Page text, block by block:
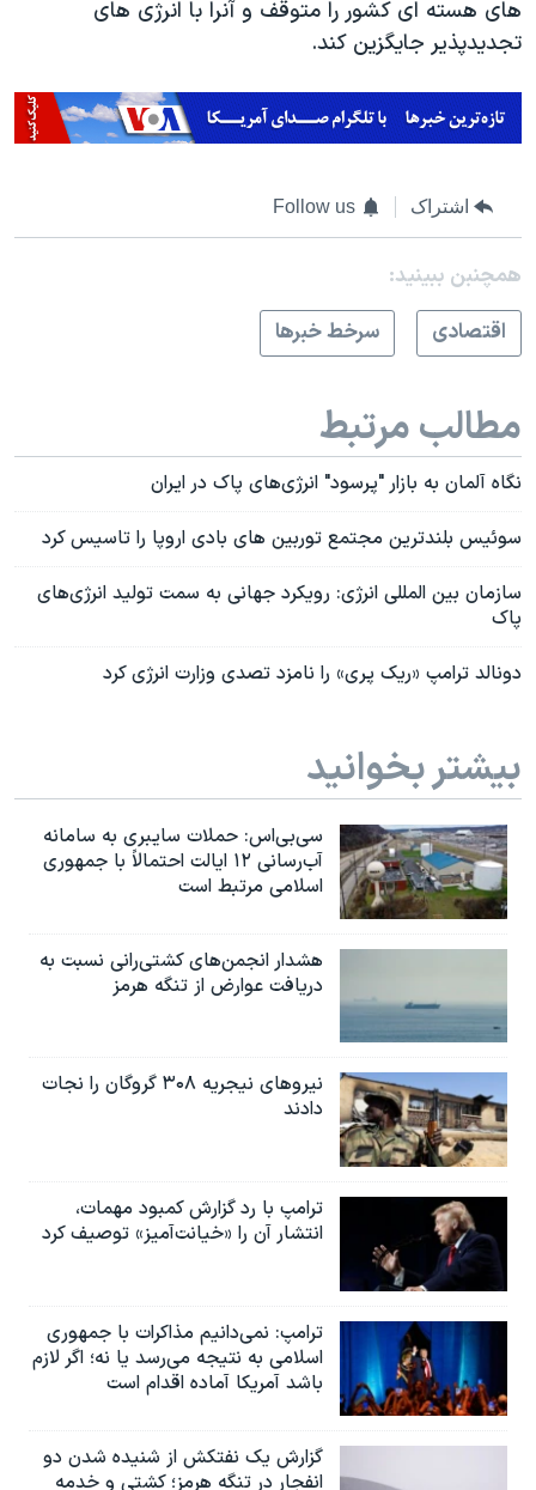
های هسته ای کشور را متوقف و آنرا با انرژی های
تجدیدپذیر جایگزین کند.
اشتراک Follow us
همچنبن ببینید:
اقتصادی
سرخط خبرها
مطالب مرتبط
نگاه آلمان به بازار "پرسود" انرژی‌های پاک در ایران
سوئیس بلندترین مجتمع توربین های بادی اروپا را تاسیس کرد
سازمان بین المللی انرژی: رویکرد جهانی به سمت تولید انرژی‌های
پاک
دونالد ترامپ «ریک پری» را نامزد تصدی وزارت انرژی کرد
بیشتر بخوانید
سی‌بی‌اس: حملات سایبری به سامانه
آب‌رسانی ۱۲ ایالت احتمالاً با جمهوری
اسلامی مرتبط است
هشدار انجمن‌های کشتی‌رانی نسبت به
دریافت عوارض از تنگه هرمز
نیروهای نیجریه‌ ۳۰۸ گروگان را نجات
دادند
ترامپ با رد گزارش کمبود مهمات،
انتشار آن را «خیانت‌آمیز» توصیف کرد
ترامپ: نمی‌دانیم مذاکرات با جمهوری
اسلامی به نتیجه می‌رسد یا نه؛ اگر لازم
باشد آمریکا آماده اقدام است
گزارش یک نفتکش از شنیده شدن دو
انفجار در تنگه هرمز؛ کشتی و خدمه